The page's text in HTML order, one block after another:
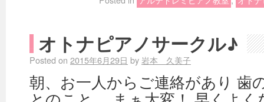
オトナピアノサークル♪
Posted on 2015年6月29日 by岩本 久美子
朝、お一人からご連絡があり 歯